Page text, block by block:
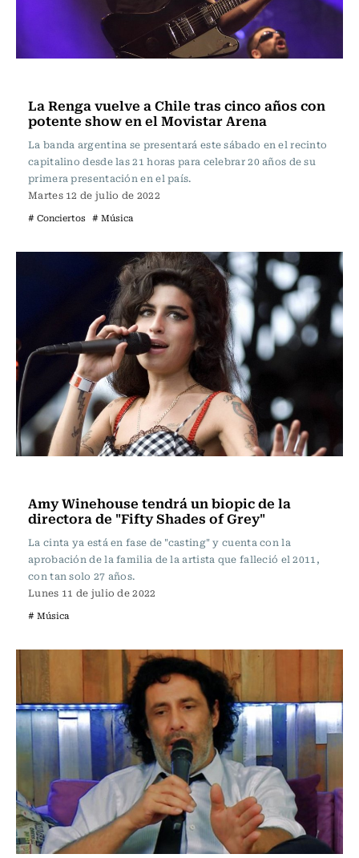
La Renga vuelve a Chile tras cinco años con
potente show en el Movistar Arena
La banda argentina se presentará este sábado en el recinto
capitalino desde las 21 horas para celebrar 20 años de su
primera presentación en el país.
Martes 12 de julio de 2022
# Conciertos # Música
Amy Winehouse tendrá un biopic de la
directora de "Fifty Shades of Grey"
La cinta ya está en fase de "casting" y cuenta con la
aprobación de la familia de la artista que falleció el 2011,
con tan solo 27 años.
Lunes 11 de julio de 2022
# Música